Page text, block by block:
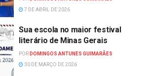
7 DE ABRIL DE 2026
Sua escola no maior festival
literário de Minas Gerais
POR DOMINGOS ANTUNES GUIMARÃES
30 DE MARÇO DE 2026